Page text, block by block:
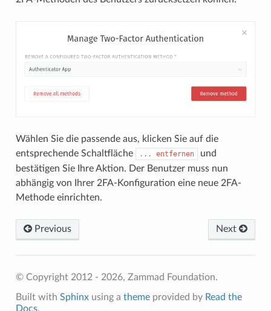
Wählen Sie die passende aus, klicken Sie auf die
entsprechende Schaltfläche
... entfernen
und
bestätigen Sie Ihre Aktion. Der Benutzer muss nun
abhängig von Ihrer 2FA-Konfiguration eine neue 2FA-
Methode einrichten.
Previous Next
© Copyright 2012 - 2026, Zammad Foundation.
Built with Sphinxusing a themeprovided by Read the
Docs.